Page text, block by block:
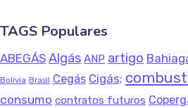
TAGS Populares
ABEGÁS Algás ANP artigo
Bolívia Brasil Cegás Cigás;
consumo contratos futuros